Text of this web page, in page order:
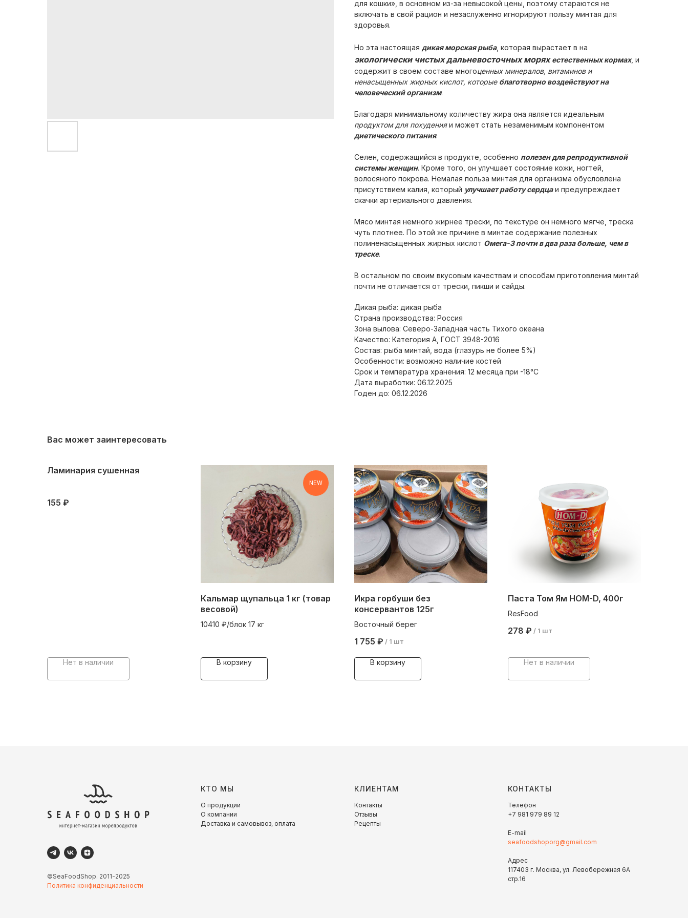
для кошки», в основном из-за невысокой цены, поэтому стараются не
включать в свой рацион и незаслуженно игнорируют пользу минтая для
здоровья.
Но эта настоящая дикая морская рыба, которая вырастает в на
экологически чистых дальневосточных моряхестественных кормах, и
содержит в своем составе многоценных минералов, витаминов и
ненасыщенных жирных кислот, которые благотворно воздействуют на
человеческий организм.
Благодаря минимальному количеству жира она является идеальным
продуктом для похуденияи может стать незаменимым компонентом
диетического питания.
Селен, содержащийся в продукте, особенно полезен для репродуктивной
системы женщин. Кроме того, он улучшает состояние кожи, ногтей,
волосяного покрова. Немалая польза минтая для организма обусловлена
присутствием калия, который улучшает работу сердцаи предупреждает
скачки артериального давления.
Мясо минтая немного жирнее трески, по текстуре он немного мягче, треска
чуть плотнее. По этой же причине в минтае содержание полезных
полиненасыщенных жирных кислот Омега-3 почти в два раза больше, чем в
треске.
В остальном по своим вкусовым качествам и способам приготовления минтай
почти не отличается от трески, пикши и сайды.
Дикая рыба: дикая рыба
Страна производства: Россия
Зона вылова: Северо-Западная часть Тихого океана
Качество: Категория А, ГОСТ 3948-2016
Состав: рыба минтай, вода (глазурь не более 5%)
Особенности: возможно наличие костей
Срок и температура хранения: 12 месяца при -18°С
Дата выработки: 06.12.2025
Годен до: 06.12.2026
Вас может заинтересовать
Ламинария сушенная
155 ₽
Нет в наличии
NEW
Кальмар щупальца 1 кг (товар
весовой)
10410 ₽/блок 17 кг
В корзину
Икра горбуши без
консервантов 125г
Восточный берег
1 755 ₽ / 1 шт
В корзину
Паста Том Ям HOM-D, 400г
ResFood
278 ₽ / 1 шт
Нет в наличии
©SeaFoodShop. 2011-2025
Политика конфиденциальности
КТО МЫ
О продукции
О компании
Доставка и самовывоз, оплата
КЛИЕНТАМ
Контакты
Отзывы
Рецепты
КОНТАКТЫ
Телефон
+7 981 979 89 12
E-mail
seafoodshoporg@gmail.com
Адрес
117403 г. Москва, ул. Левобережная 6А
стр.16